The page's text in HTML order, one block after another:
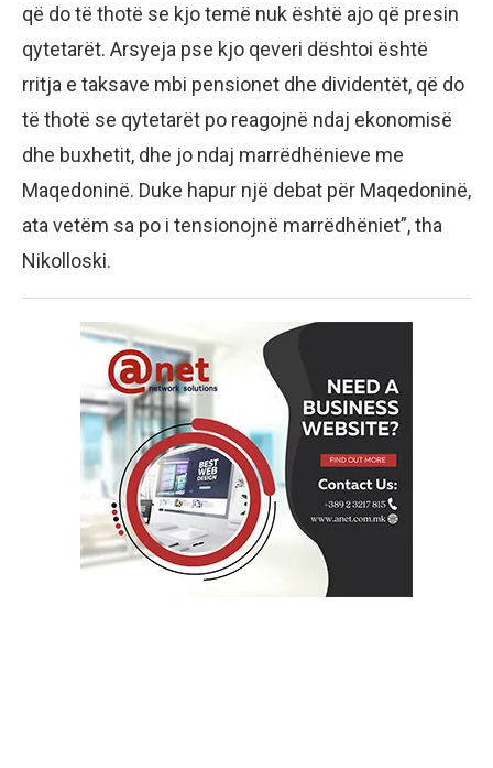
që do të thotë se kjo temë nuk është ajo që presin
qytetarët. Arsyeja pse kjo qeveri dështoi është
rritja e taksave mbi pensionet dhe dividentët, që do
të thotë se qytetarët po reagojnë ndaj ekonomisë
dhe buxhetit, dhe jo ndaj marrëdhënieve me
Maqedoninë. Duke hapur një debat për Maqedoninë,
ata vetëm sa po i tensionojnë marrëdhëniet”, tha
Nikolloski.